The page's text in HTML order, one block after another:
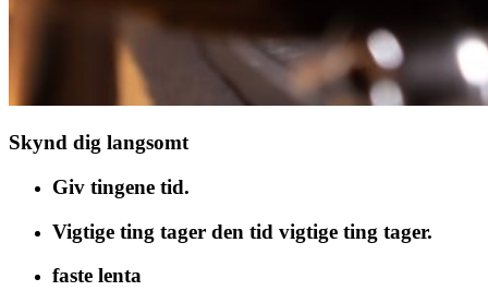
Skynd dig langsomt
Giv tingene tid.
Vigtige ting tager den tid vigtige ting tager.
faste lenta